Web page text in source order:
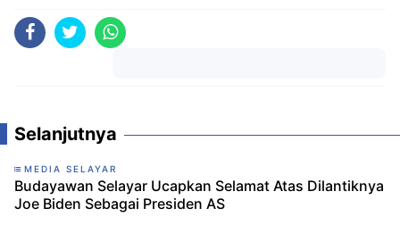
Selanjutnya
MEDIA SELAYAR
Budayawan Selayar Ucapkan Selamat Atas Dilantiknya
Joe Biden Sebagai Presiden AS